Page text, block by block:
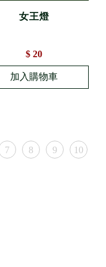
女王燈
$ 20
7 8 9 10